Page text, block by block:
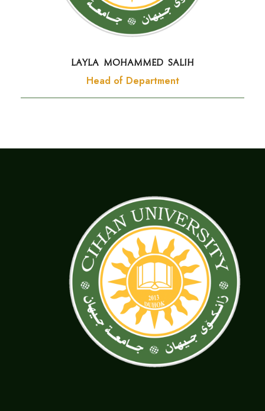
Layla Mohammed Salih
Head of Department